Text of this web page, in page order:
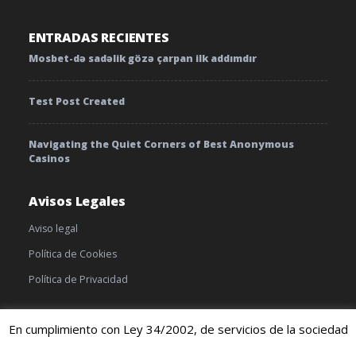
ENTRADAS RECIENTES
Mosbet-də sadəlik gözə çarpan ilk addımdır
Test Post Created
Navigating the Quiet Corners of Best Anonymous
Casinos
Avisos Legales
Aviso legal
Política de Cookies
Política de Privacidad
En cumplimiento con Ley 34/2002, de servicios de la sociedad